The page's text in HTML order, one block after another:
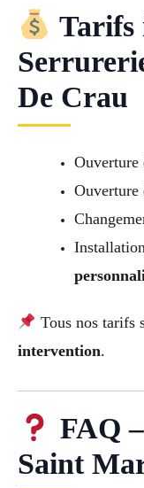
Tarifs
De Crau
Ouverture
Ouverture
Tous nos tarifs
intervention.
FAQ
Saint